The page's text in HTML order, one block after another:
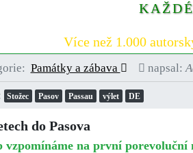
Více než 1.000
Památky a zábava napsal:
Stožec Pasov Passau výlet DE
do Pasova
vzpomínáme na první porevoluční